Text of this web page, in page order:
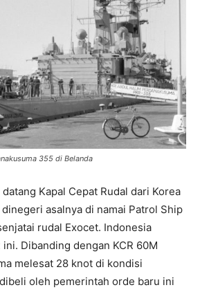
355 di Belanda
Kapal Cepat Rudal dari Korea
asalnya di namai Patrol Ship
rudal Exocet. Indonesia
Dibanding dengan KCR 60M
melesat 28 knot di kondisi
oleh pemerintah orde baru ini